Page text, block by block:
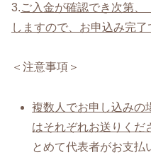
3.ご入金が確認でき次第、
しますので、お申込み完了
＜注意事項＞
複数人でお申し込みの
はそれぞれお送りくだ
とめて代表者がお支払